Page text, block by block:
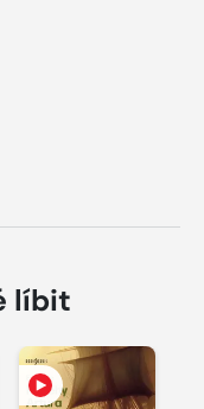
líbit